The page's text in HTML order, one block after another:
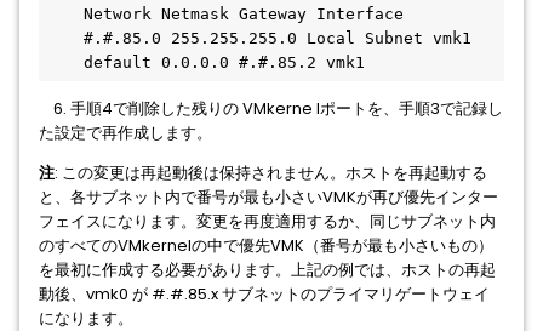
    Network Netmask Gateway Interface
    #.#.85.0 255.255.255.0 Local Subnet vmk1
    default 0.0.0.0 #.#.85.2 vmk1
6. 手順4で削除した残りの VMkerne lポートを、手順3で記録し
た設定で再作成します。
注: この変更は再起動後は保持されません。ホストを再起動する
と、各サブネット内で番号が最も小さいVMKが再び優先インター
フェイスになります。変更を再度適用するか、同じサブネット内
のすべてのVMkernelの中​​で優先VMK（番号が最も小さいもの）
を最初に作成する必要があります。上記の例では、ホストの再起
動後、vmk0 が #.#.85.x サブネットのプライマリゲートウェイ
になります。